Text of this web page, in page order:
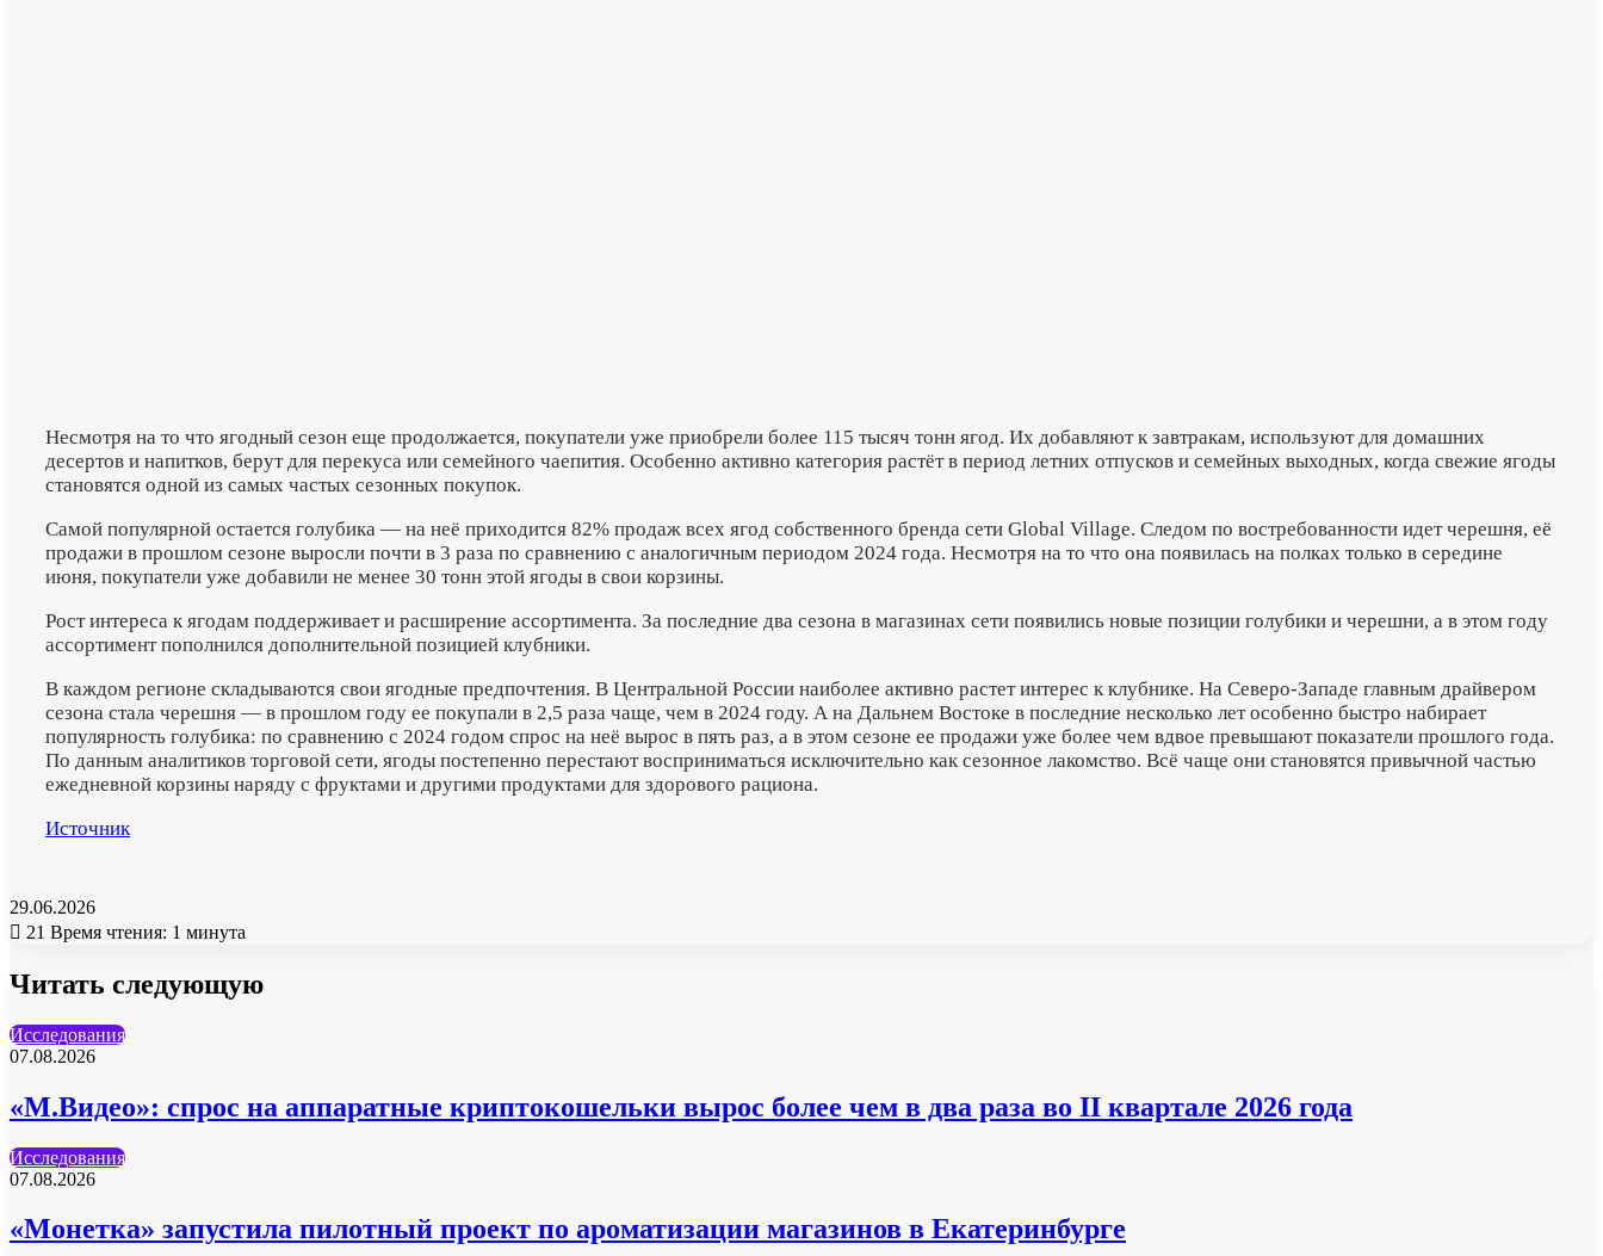
Несмотря на то что ягодный сезон еще продолжается, покупатели уже приобрели более 115 тысяч тонн ягод. Их добавляют к завтракам, используют для домашних
десертов и напитков, берут для перекуса или семейного чаепития. Особенно активно категория растёт в период летних отпусков и семейных выходных, когда свежие ягоды
становятся одной из самых частых сезонных покупок.
Самой популярной остается голубика — на неё приходится 82% продаж всех ягод собственного бренда сети Global Village. Следом по востребованности идет черешня, её
продажи в прошлом сезоне выросли почти в 3 раза по сравнению с аналогичным периодом 2024 года. Несмотря на то что она появилась на полках только в середине
июня, покупатели уже добавили не менее 30 тонн этой ягоды в свои корзины.
Рост интереса к ягодам поддерживает и расширение ассортимента. За последние два сезона в магазинах сети появились новые позиции голубики и черешни, а в этом году
ассортимент пополнился дополнительной позицией клубники.
В каждом регионе складываются свои ягодные предпочтения. В Центральной России наиболее активно растет интерес к клубнике. На Северо-Западе главным драйвером
сезона стала черешня — в прошлом году ее покупали в 2,5 раза чаще, чем в 2024 году. А на Дальнем Востоке в последние несколько лет особенно быстро набирает
популярность голубика: по сравнению с 2024 годом спрос на неё вырос в пять раз, а в этом сезоне ее продажи уже более чем вдвое превышают показатели прошлого года.
По данным аналитиков торговой сети, ягоды постепенно перестают восприниматься исключительно как сезонное лакомство. Всё чаще они становятся привычной частью
ежедневной корзины наряду с фруктами и другими продуктами для здорового рациона.
Источник
29.06.2026
21 Время чтения: 1 минута
Читать следующую
Исследования
07.08.2026
«М.Видео»: спрос на аппаратные криптокошельки вырос более чем в два раза во II квартале 2026 года
Исследования
07.08.2026
«Монетка» запустила пилотный проект по ароматизации магазинов в Екатеринбурге